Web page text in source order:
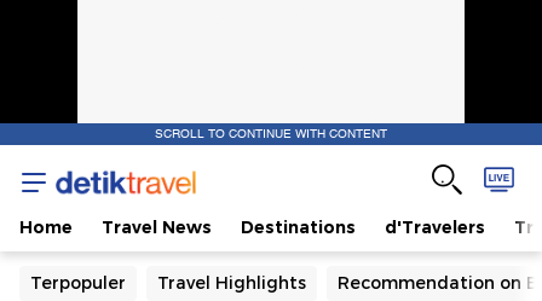
SCROLL TO CONTINUE WITH CONTENT
Home Travel News Destinations d'Travelers
Terpopuler Travel Highlights Recommendation on